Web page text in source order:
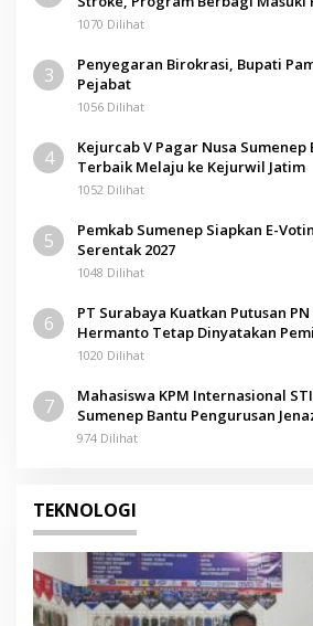
1070 Dilihat
3
Penyegaran Birokrasi, Bupati
Pejabat
1056 Dilihat
4
Kejurcab V Pagar Nusa
Terbaik Melaju ke Kejurwil Jatim
1052 Dilihat
5
Pemkab Sumenep Siapkan E-
Serentak 2027
1048 Dilihat
6
PT Surabaya Kuatkan Putusan
Hermanto Tetap Dinyatakan
Pamolokan
1020 Dilihat
7
Mahasiswa KPM Internasional
Sumenep Bantu Pengurusan
974 Dilihat
TEKNOLOGI